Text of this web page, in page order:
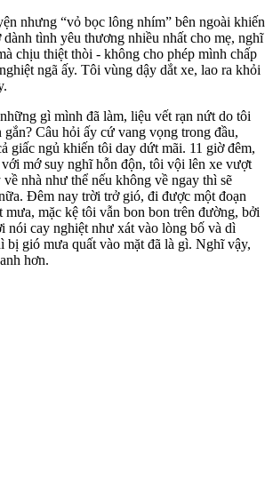
nhưng “vỏ bọc lông nhím” bên ngoài khiến
tình yêu thương nhiều nhất cho mẹ, nghĩ
chịu thiệt thòi - không cho phép mình chấp
ngã ấy. Tôi vùng dậy dắt xe, lao ra khỏi
gì mình đã làm, liệu vết rạn nứt do tôi
gắn? Câu hỏi ấy cứ vang vọng trong đầu,
giấc ngủ khiến tôi day dứt mãi. 11 giờ đêm,
mớ suy nghĩ hỗn độn, tôi vội lên xe vượt
nhà như thể nếu không về ngay thì sẽ
Đêm nay trời trở gió, đi được một đoạn
mưa, mặc kệ tôi vẫn bon bon trên đường, bởi
nói cay nghiệt như xát vào lòng bố và dì
bị gió mưa quất vào mặt đã là gì. Nghĩ vậy,
hơn.